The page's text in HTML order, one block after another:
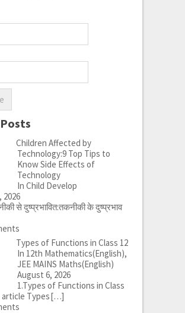
Children Affected by
Technology:9 Top Tips to
Know Side Effects of
Technology
In Child Develop
2026
से दुष्प्रभावित:तकनीकी के दुष्प्रभाव
Types of Functions in Class 12
In 12th Mathematics(English),
JEE MAINS Maths(English)
August 6, 2026
1.Types of Functions in Class
article Types[…]